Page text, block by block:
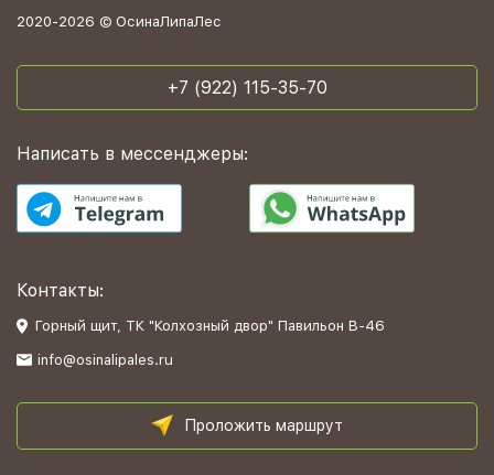
2020-2026 © ОсинаЛипаЛес
+7 (922) 115-35-70
Написать в мессенджеры:
Контакты:
Горный щит, ТК "Колхозный двор" Павильон В-46
info@osinalipales.ru
Проложить маршрут